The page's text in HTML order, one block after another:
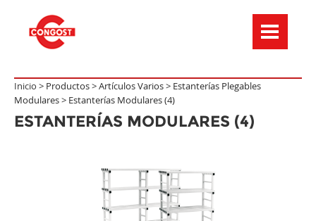
Inicio > Productos>Artículos Varios> Estanterías Plegables
Modulares> Estanterías Modulares (4)
ESTANTERÍAS MODULARES (4)